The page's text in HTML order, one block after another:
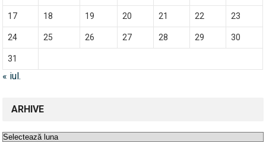
17 18 19 20 21 22 23
24 25 26 27 28 29 30
31
« iul.
ARHIVE
Arhive